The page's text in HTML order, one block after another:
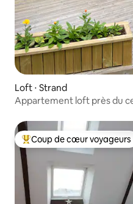
Loft ⋅ Strand
Appartement loft près du
Coups de cœur voyageurs
Coup de cœur voyageurs